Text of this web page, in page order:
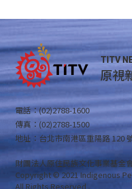
TITV
原視
電話：(02)2788-1600
傳真：(02)2788-1500
地址：台北市南港區重陽路 120
財團法人原住民族文化事業基金
Copyright © 2021 Indigenous
All Rights Reserved .